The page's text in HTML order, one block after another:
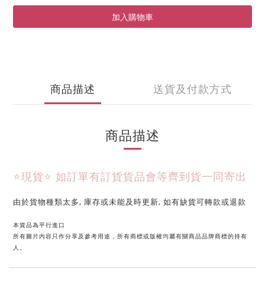
加入購物車
商品描述 送貨及付款方式
商品描述
⭐現貨⭐ 如訂單有訂貨貨品會等齊到貨一同寄出
由於貨物種類太多, 庫存或未能及時更新, 如有缺貨可轉款或退款
本貨品為平行進口
所有圖片內容只作分享及參考用途，所有商標或版權均屬有關商品品牌商標的持有
人。